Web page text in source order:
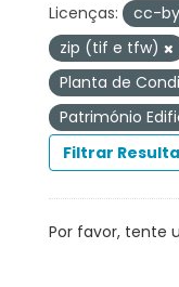
Licenças: cc-by
zip (tif e tfw)
Planta de
Património
Filtrar
Por favor, tente